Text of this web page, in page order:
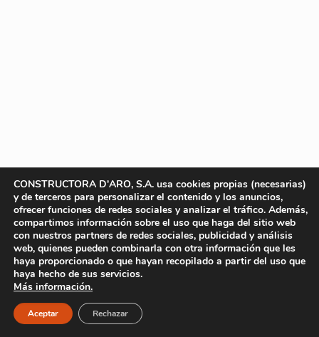
CONSTRUCTORA D'ARO, S.A. usa cookies propias (necesarias)
y de terceros para personalizar el contenido y los anuncios,
ofrecer funciones de redes sociales y analizar el tráfico. Además,
compartimos información sobre el uso que haga del sitio web
con nuestros partners de redes sociales, publicidad y análisis
web, quienes pueden combinarla con otra información que les
haya proporcionado o que hayan recopilado a partir del uso que
haya hecho de sus servicios.
Más información.
Aceptar Rechazar